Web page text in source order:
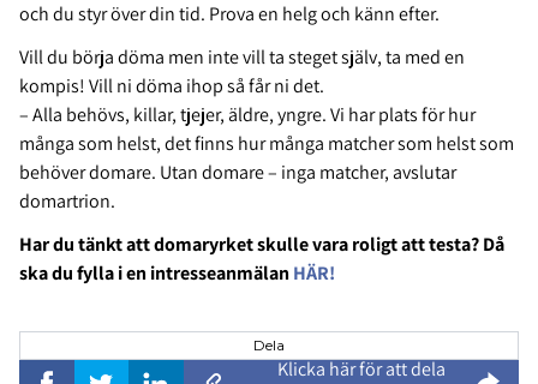
och du styr över din tid. Prova en helg och känn efter.
Vill du börja döma men inte vill ta steget själv, ta med en
kompis! Vill ni döma ihop så får ni det.
– Alla behövs, killar, tjejer, äldre, yngre. Vi har plats för hur
många som helst, det finns hur många matcher som helst som
behöver domare. Utan domare – inga matcher, avslutar
domartrion.
Har du tänkt att domaryrket skulle vara roligt att testa? Då
ska du fylla i en intresseanmälanHÄR!
Dela
Klicka här för att dela